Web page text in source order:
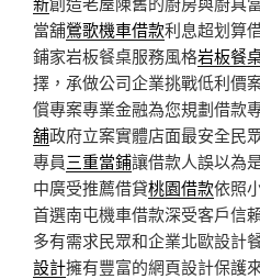
當舖鶯歌機車借款利息超划算
鋪家岩板餐桌服務風格岩板餐
擇，承做公司企業挑戰低利價
償專案專業金融為您規劃借款
舖政府立案實體店面最安全民
專員三重當鋪讓借款人誤以為
中廣受推薦借貸桃園借款依照
首選南屯機車借款深受客戶信
多有需求民眾和企業北歐設計
設計擁有豐富的網頁設計保護